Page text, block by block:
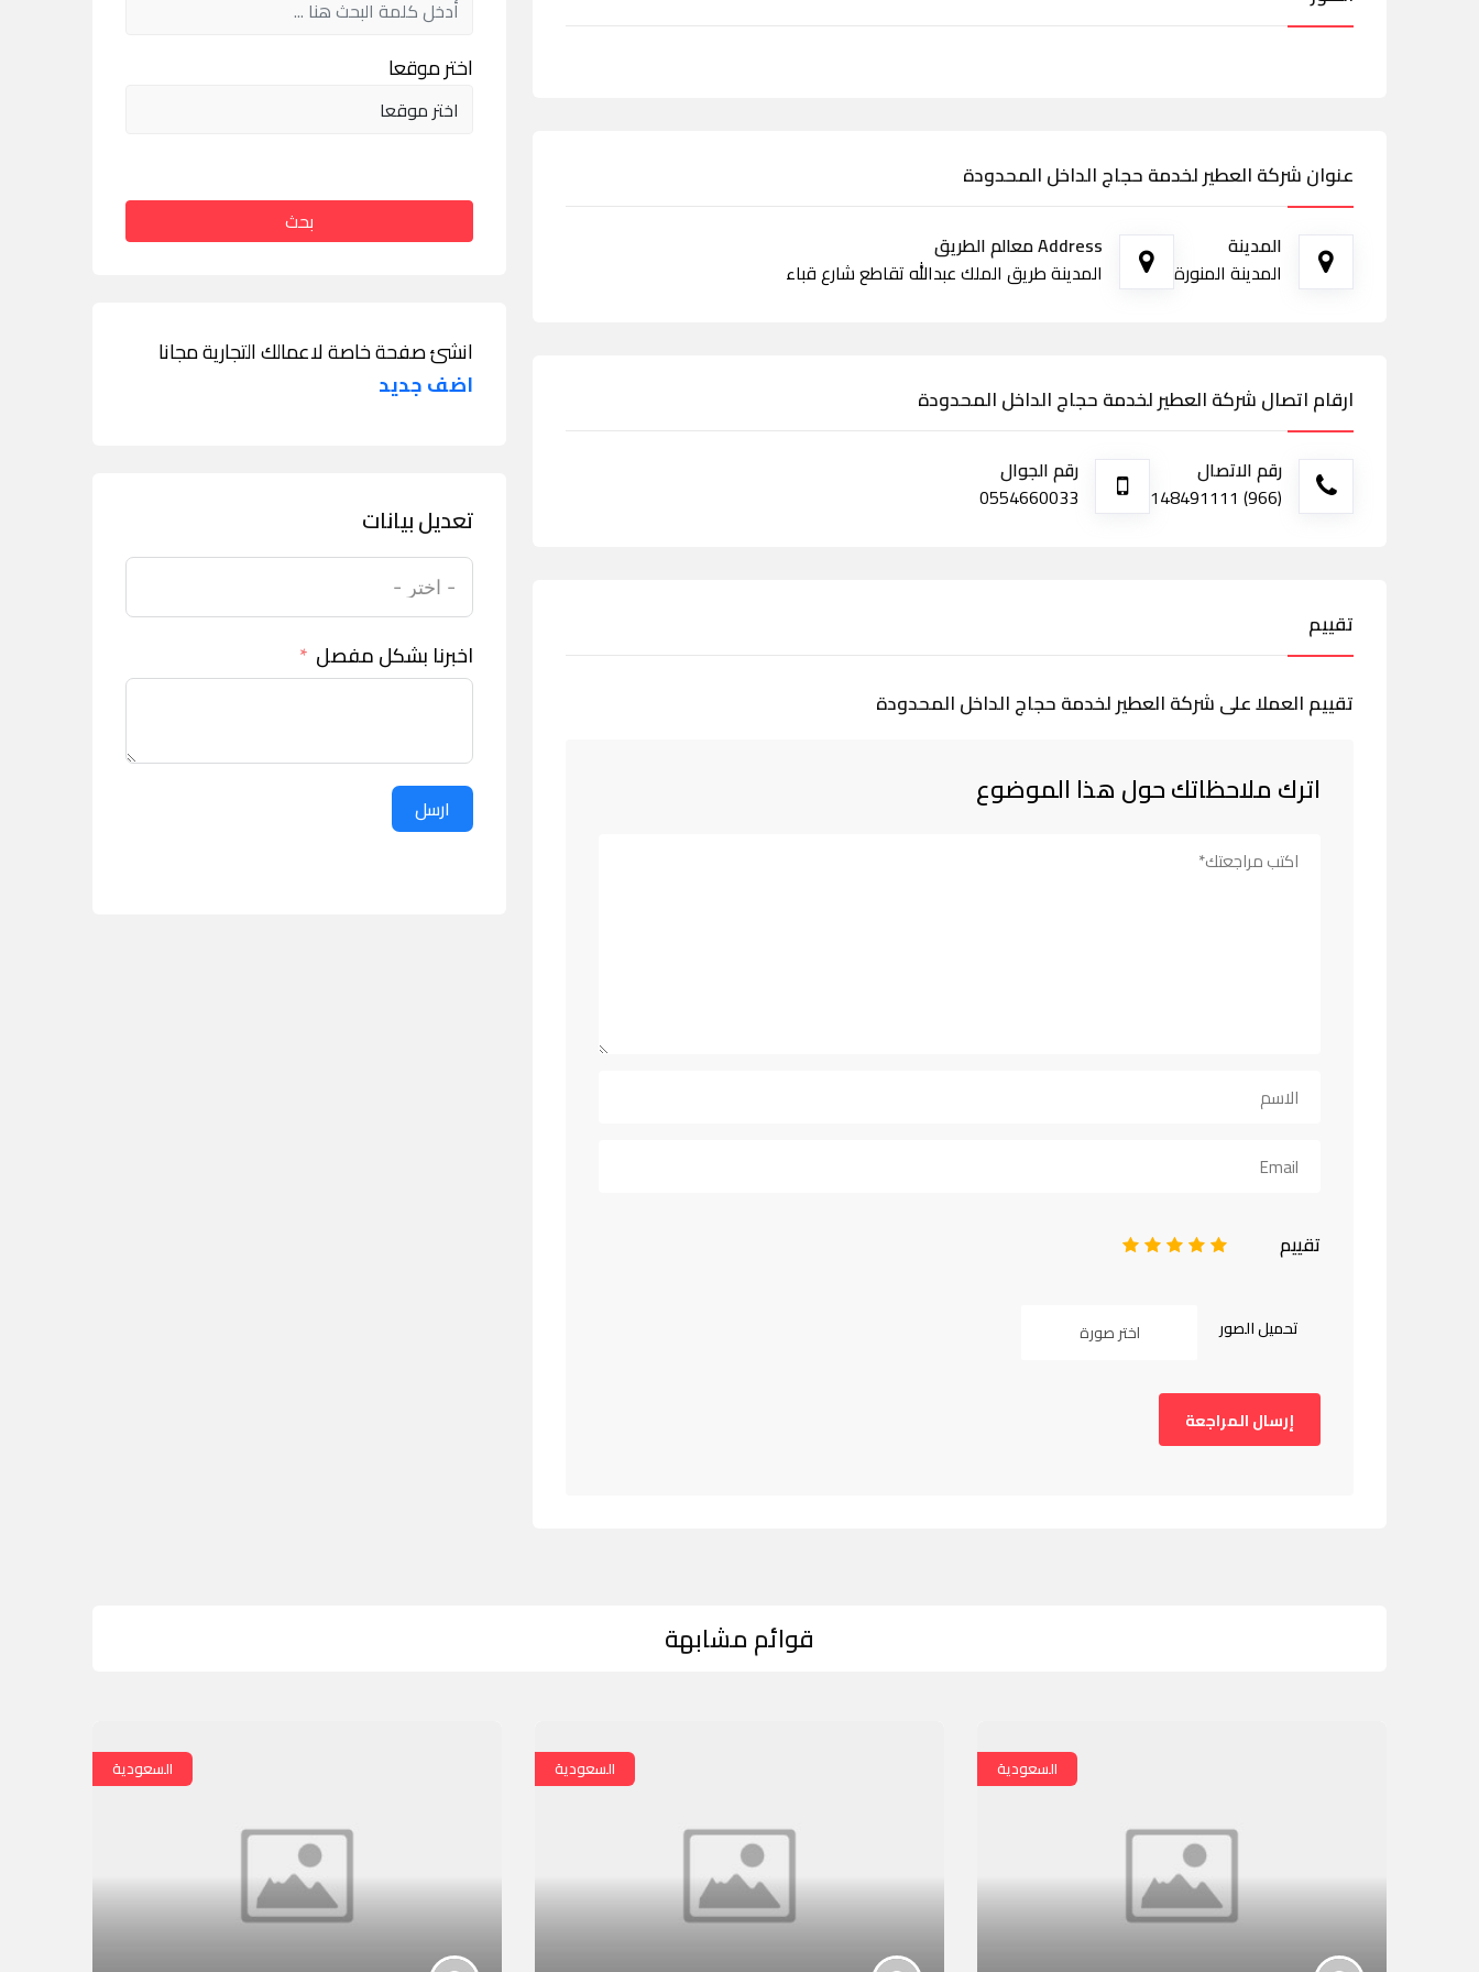
عنوان شركة العطير لخدمة حجاج الداخل المحدودة
المدينة
المدينة المنورة
Address معالم الطريق
المدينة طريق الملك عبدالله تقاطع شارع قباء
ارقام اتصال شركة العطير لخدمة حجاج الداخل المحدودة
رقم الاتصال
(966) 148491111
رقم الجوال
0554660033
تقييم
تقييم العملا على شركة العطير لخدمة حجاج الداخل المحدودة
اترك ملاحظاتك حول هذا الموضوع
تقييم 5
4
3
2
تحميل الصور اختر صورة
اختر موقعا
بحث
انشئ صفحة خاصة لاعمالك التجارية مجانا
اضف جديد
تعديل بيانات
اخبرنا بشكل مفصل
ارسل
قوائم مشابهة
السعودية السعودية السعودية